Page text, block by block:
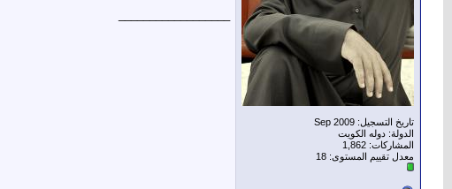
تاريخ التسجيل: Sep 2009
الدولة: دوله الكويت
المشاركات: 1,862
معدل تقييم المستوى: 18